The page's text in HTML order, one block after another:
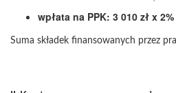
wpłata na PPK: 3 010 zł x 2%
Suma składek finansowanych przez